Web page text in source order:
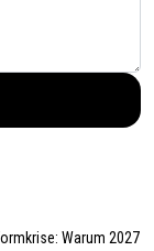
Warum 2027